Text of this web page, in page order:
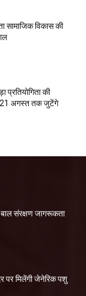
सामाजिक विकास की
प्रतियोगिता की
21 अगस्त तक जुटेंगे
संरक्षण जागरूकता
पर मिलेंगी जेनेरिक पशु